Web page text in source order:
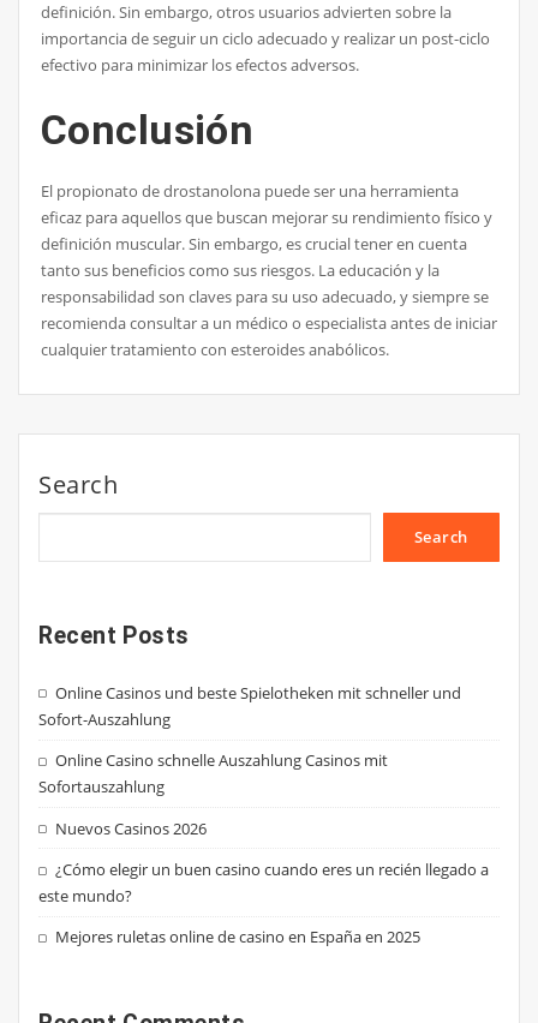
definición. Sin embargo, otros usuarios advierten sobre la
importancia de seguir un ciclo adecuado y realizar un post-ciclo
efectivo para minimizar los efectos adversos.
Conclusión
El propionato de drostanolona puede ser una herramienta
eficaz para aquellos que buscan mejorar su rendimiento físico y
definición muscular. Sin embargo, es crucial tener en cuenta
tanto sus beneficios como sus riesgos. La educación y la
responsabilidad son claves para su uso adecuado, y siempre se
recomienda consultar a un médico o especialista antes de iniciar
cualquier tratamiento con esteroides anabólicos.
Search
Search
Recent Posts
Online Casinos und beste Spielotheken mit schneller und
Sofort-Auszahlung
Online Casino schnelle Auszahlung Casinos mit
Sofortauszahlung
Nuevos Casinos 2026
¿Cómo elegir un buen casino cuando eres un recién llegado a
este mundo?
Mejores ruletas online de casino en España en 2025